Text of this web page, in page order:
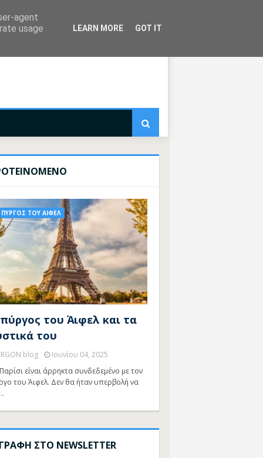
ΠΥΡΓΟΣ ΤΟΥ ΑΙΦΕΛ
του Άιφελ και τα
του
blog
Ιουνίου 04, 2025
είναι άρρηκτα συνδεδεμένο με τον
του Άιφελ. Δεν θα ήταν υπερβολή να
ΣΤΟ NEWSLETTER
agent
usage
LEARN MORE GOT IT